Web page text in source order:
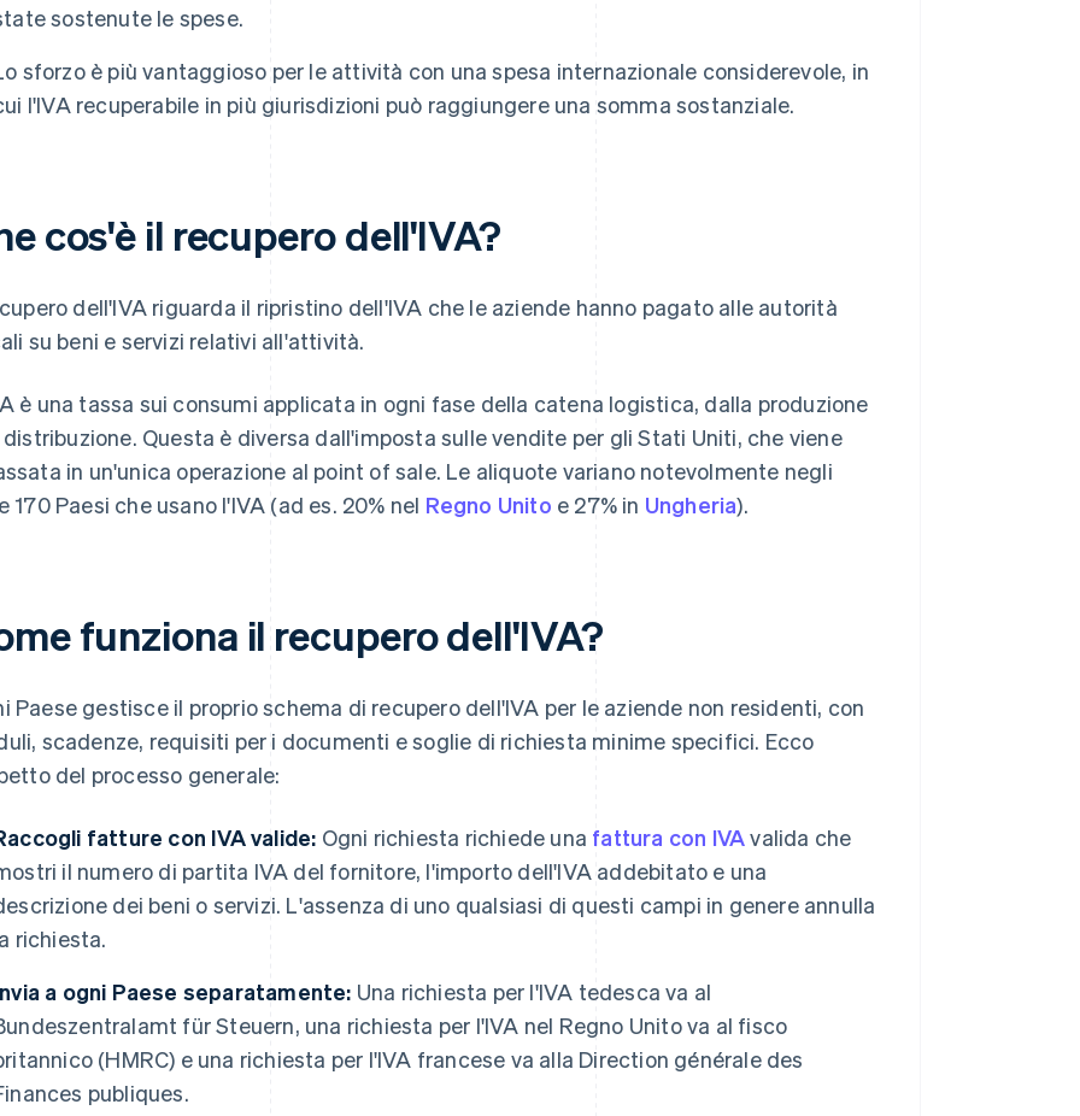
sostenute le spese.
sforzo è più vantaggioso per le attività con una spesa internazionale considerevole, in
l'IVA recuperabile in più giurisdizioni può raggiungere una somma sostanziale.
cos'è il recupero dell'IVA?
dell'IVA riguarda il ripristino dell'IVA che le aziende hanno pagato alle autorità
su beni e servizi relativi all'attività.
è una tassa sui consumi applicata in ogni fase della catena logistica, dalla produzione
Questa è diversa dall'imposta sulle vendite per gli Stati Uniti, che viene
in un'unica operazione al point of sale. Le aliquote variano notevolmente negli
170 Paesi che usano l'IVA (ad es. 20% nel Regno Unito e 27% in Ungheria).
funziona il recupero dell'IVA?
Paese gestisce il proprio schema di recupero dell'IVA per le aziende non residenti, con
scadenze, requisiti per i documenti e soglie di richiesta minime specifici. Ecco
del processo generale:
fatture con IVA valide: Ogni richiesta richiede una fattura con IVAvalida che
il numero di partita IVA del fornitore, l'importo dell'IVA addebitato e una
dei beni o servizi. L'assenza di uno qualsiasi di questi campi in genere annulla
richiesta.
a ogni Paese separatamente: Una richiesta per l'IVA tedesca va al
für Steuern, una richiesta per l'IVA nel Regno Unito va al fisco
(HMRC) e una richiesta per l'IVA francese va alla Direction générale des
publiques.